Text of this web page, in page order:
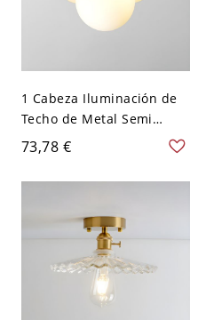
1 Cabeza Iluminación de
Techo de Metal Semi
Plafón Simple de Domo
con Sombra de Vidrio de
Esfera - Rosa 110 A 120 V
73,78 €